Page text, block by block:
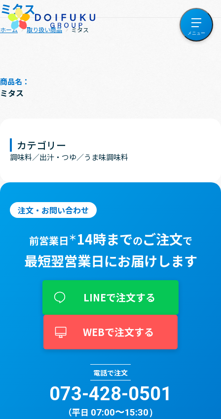
ミタス
ホーム 取り扱い商品 ミタス
商品名：
ミタス
カテゴリー
調味料 出汁・つゆ うま味調味料
注文・お問い合わせ
前営業日＊ 14時までのご注文で
最短翌営業⽇にお届けします
LINEで注文する
WEBで注文する
電話で注文
073-428-0501​
（平日 07:00〜15:30）